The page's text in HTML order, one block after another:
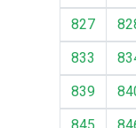
827
833
839